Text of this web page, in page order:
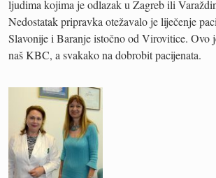
ljudima kojima je odlazak u Zagreb ili
Nedostatak pripravka otežavalo je liječenje
Slavonije i Baranje istočno od Virovitice. Ovo
naš KBC, a svakako na dobrobit pacijenata.